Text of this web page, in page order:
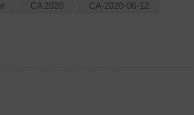
CA 2020 CA-2020-06-12